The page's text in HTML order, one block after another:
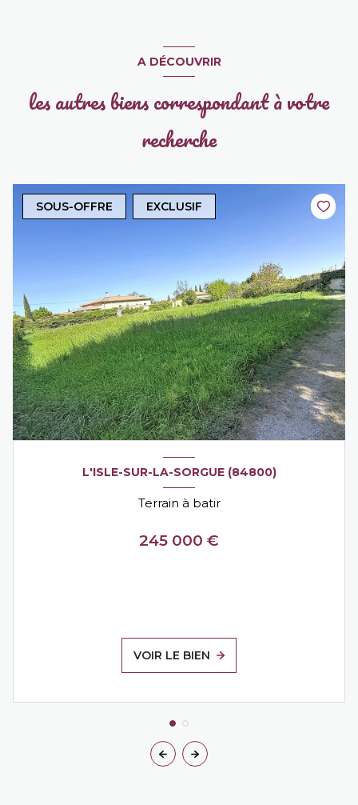
A DÉCOUVRIR
les autres biens correspondant à votre
recherche
SOUS-OFFRE EXCLUSIF
L'ISLE-SUR-LA-SORGUE (84800)
Terrain à batir
245 000 €
VOIR LE BIEN